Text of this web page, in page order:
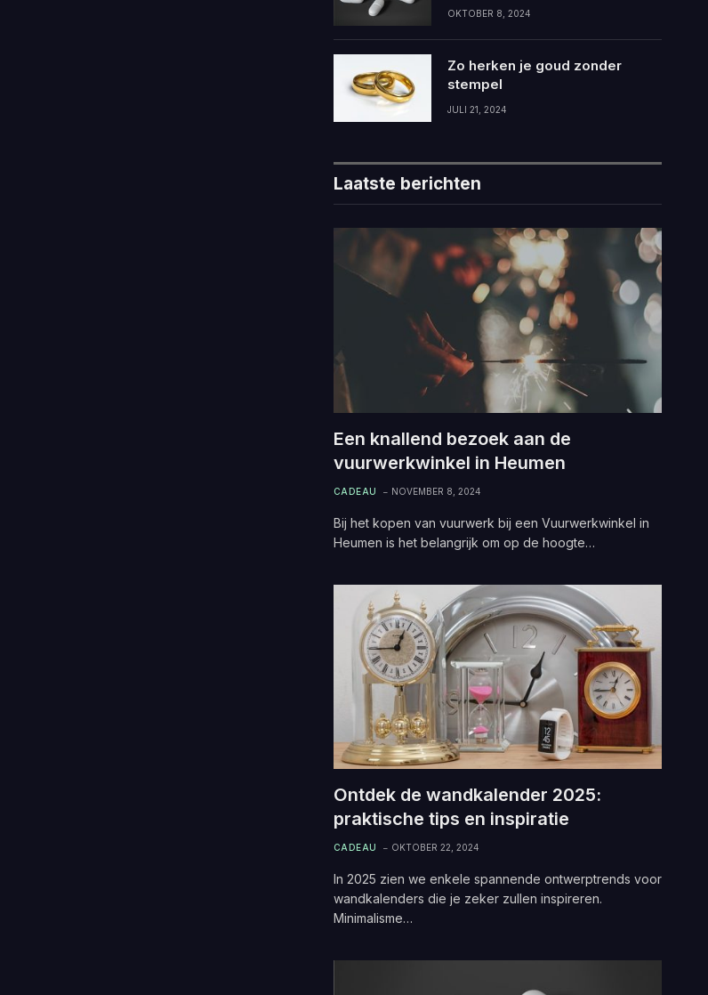
OKTOBER 8, 2024
Zo herken je goud zonder
stempel
JULI 21, 2024
Laatste berichten
Een knallend bezoek aan de
vuurwerkwinkel in Heumen
CADEAU NOVEMBER 8, 2024
Bij het kopen van vuurwerk bij een Vuurwerkwinkel in
Heumen is het belangrijk om op de hoogte…
Ontdek de wandkalender 2025:
praktische tips en inspiratie
CADEAU OKTOBER 22, 2024
In 2025 zien we enkele spannende ontwerptrends voor
wandkalenders die je zeker zullen inspireren.
Minimalisme…